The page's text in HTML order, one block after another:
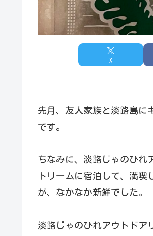
X
先月、友人家族と淡路島に
です。
ちなみに、淡路じゃのひ
トリームに宿泊して、満
が、なかなか新鮮でした。
淡路じゃのひれアウトドア